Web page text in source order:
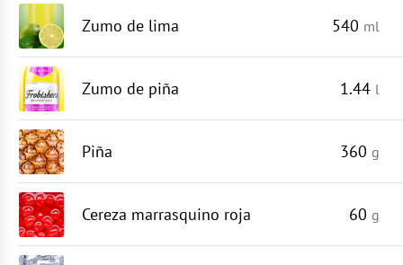
Zumo de lima 540 ml
Zumo de piña 1.44 l
Piña 360 g
Cereza marrasquino roja 60 g